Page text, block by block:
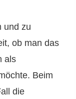
und zu
ob man das
als
Beim
die